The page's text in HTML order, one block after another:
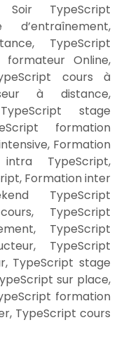
Soir TypeScript
TypeScript
Online,
cours à
à distance,
stage
formation
Formation
TypeScript,
Formation inter
TypeScript
TypeScript
TypeScript
TypeScript
TypeScript stage
sur place,
formation
TypeScript cours